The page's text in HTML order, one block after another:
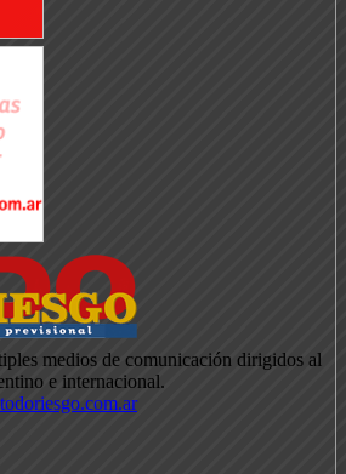
medios de comunicación dirigidos al
e internacional.